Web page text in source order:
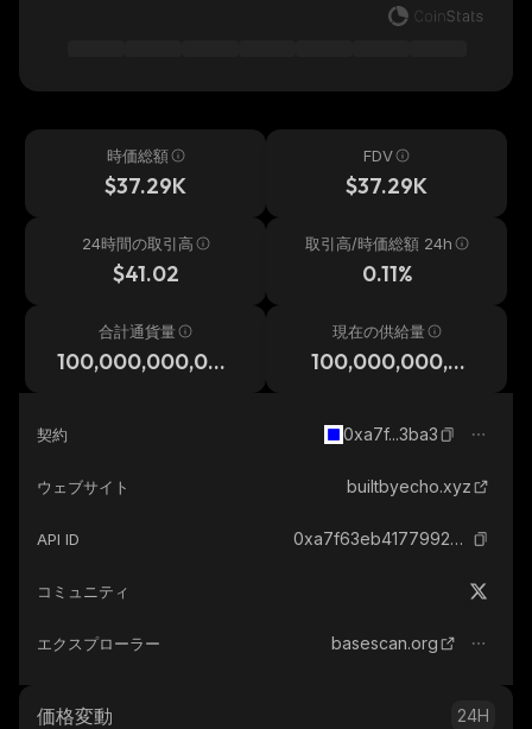
時価総額
$37.29K
FDV
$37.29K
24時間の取引高
$41.02
取引高/時価総額 24h
0.11%
合計通貨量
100,000,000,00
現在の供給量
100,000,000,00
契約 0xa7f...3ba3
ウェブサイト builtbyecho.xyz
API ID 0xa7f63eb41779925803a3eec30890742571e63ba3_base
コミュニティ
エクスプローラー basescan.org
価格変動 24H